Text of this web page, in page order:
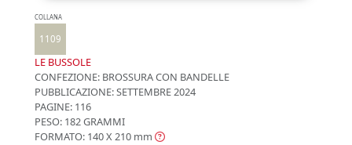
COLLANA
1109
LE BUSSOLE
CONFEZIONE: BROSSURA CON BANDELLE
PUBBLICAZIONE:SETTEMBRE 2024
PAGINE: 116
PESO: 182 GRAMMI
FORMATO: 140 X 210 mm